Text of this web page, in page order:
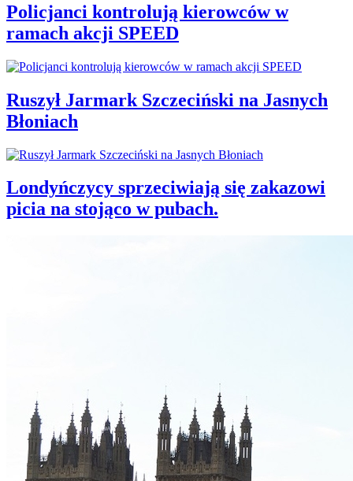
Policjanci kontrolują kierowców w
ramach akcji SPEED
Ruszył Jarmark Szczeciński na Jasnych
Błoniach
Londyńczycy sprzeciwiają się zakazowi
picia na stojąco w pubach.